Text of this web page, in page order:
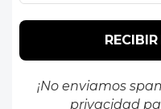
¡No enviamos
privacidad